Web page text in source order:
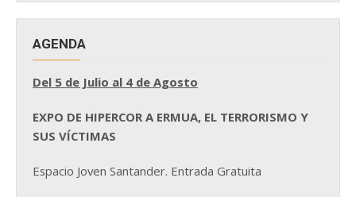
AGENDA
Del 5 de Julio al 4 de Agosto
EXPO DE HIPERCOR A ERMUA, EL TERRORISMO Y
SUS VÍCTIMAS
Espacio Joven Santander. Entrada Gratuita